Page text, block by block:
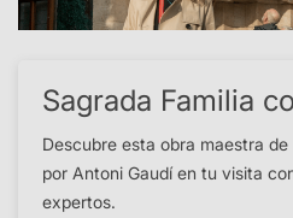
Sagrada Familia
Descubre esta obra maestra
por Antoni Gaudí en tu visita
expertos.